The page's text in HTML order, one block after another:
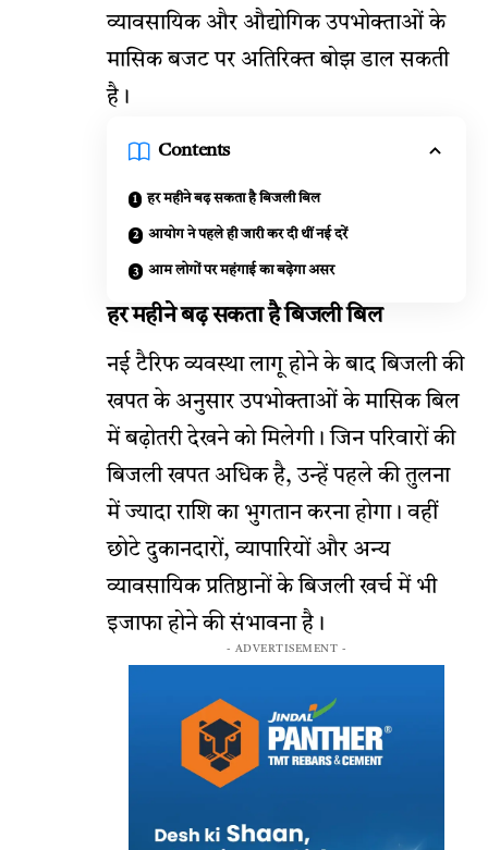
व्यावसायिक और औद्योगिक उपभोक्ताओं के
मासिक बजट पर अतिरिक्त बोझ डाल सकती
है।
Contents
हर महीने बढ़ सकता है बिजली बिल
आयोग ने पहले ही जारी कर दी थीं नई दरें
आम लोगों पर महंगाई का बढ़ेगा असर
हर महीने बढ़ सकता है बिजली बिल
नई टैरिफ व्यवस्था लागू होने के बाद बिजली की
खपत के अनुसार उपभोक्ताओं के मासिक बिल
में बढ़ोतरी देखने को मिलेगी। जिन परिवारों की
बिजली खपत अधिक है, उन्हें पहले की तुलना
में ज्यादा राशि का भुगतान करना होगा। वहीं
छोटे दुकानदारों, व्यापारियों और अन्य
व्यावसायिक प्रतिष्ठानों के बिजली खर्च में भी
इजाफा होने की संभावना है।
- ADVERTISEMENT -